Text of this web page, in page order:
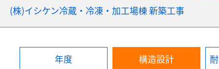
(株)イシケン冷蔵・冷凍・加工場棟 新築工事
年度 構造設計